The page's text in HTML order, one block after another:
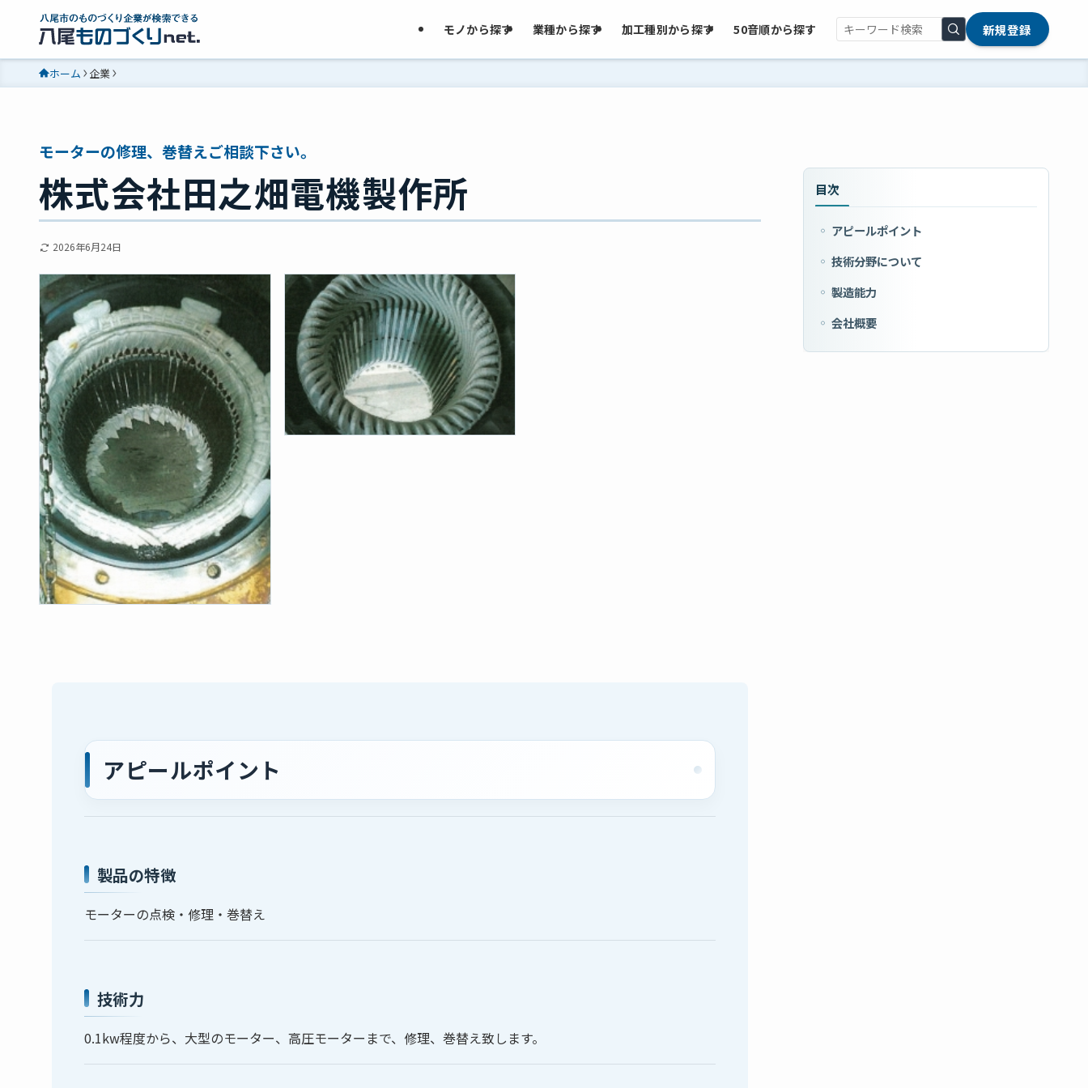
モノから探す 業種から探す 加工種別から探す 50音順から探す 新規登録
ホーム 企業
モーターの修理、巻替えご相談下さい。
株式会社田之畑電機製作所
2026年6月24日
アピールポイント
製品の特徴
モーターの点検・修理・巻替え
技術力
0.1kw程度から、大型のモーター、高圧モーターまで、修理、巻替え致します。
目次
アピールポイント
技術分野について
製造能力
会社概要